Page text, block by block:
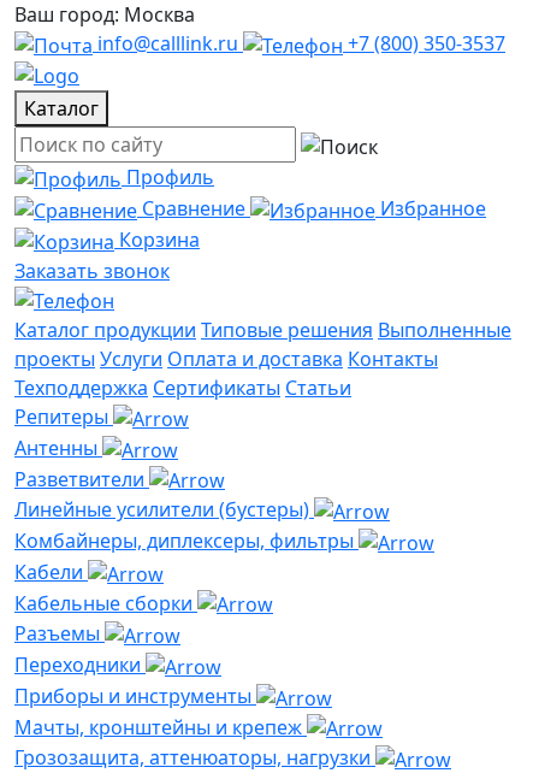
Ваш город: Москва
info@calllink.ru
+7 (800) 350-3537
Каталог
Профиль
Сравнение
Избранное
Корзина
Заказать звонок
Каталог продукции Типовые решения Выполненные
проекты Услуги Оплата и доставка Контакты
Техподдержка Сертификаты Статьи
Репитеры
Антенны
Разветвители
Линейные усилители (бустеры)
Комбайнеры, диплексеры, фильтры
Кабели
Кабельные сборки
Разъемы
Переходники
Приборы и инструменты
Мачты, кронштейны и крепеж
Грозозащита, аттенюаторы, нагрузки